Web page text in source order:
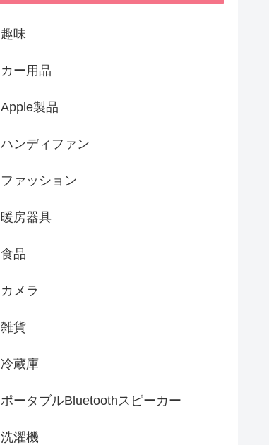
趣味
カー用品
Apple製品
ハンディファン
ファッション
暖房器具
食品
カメラ
雑貨
冷蔵庫
ポータブルBluetoothスピーカー
洗濯機